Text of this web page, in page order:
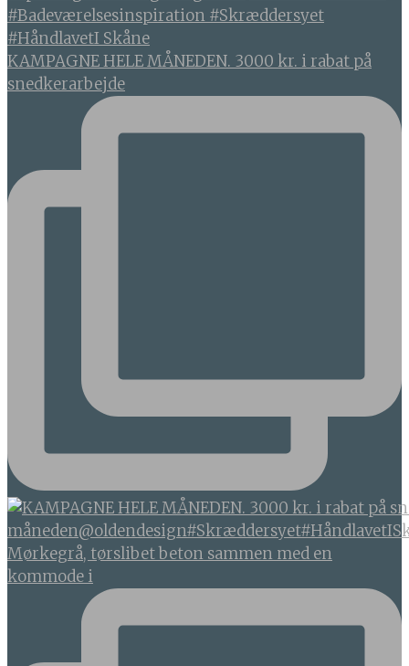
KAMPAGNE HELE MÅNEDEN. 3000 kr. i rabat på
snedkerarbejde
Mørkegrå, tørslibet beton sammen med en
kommode i